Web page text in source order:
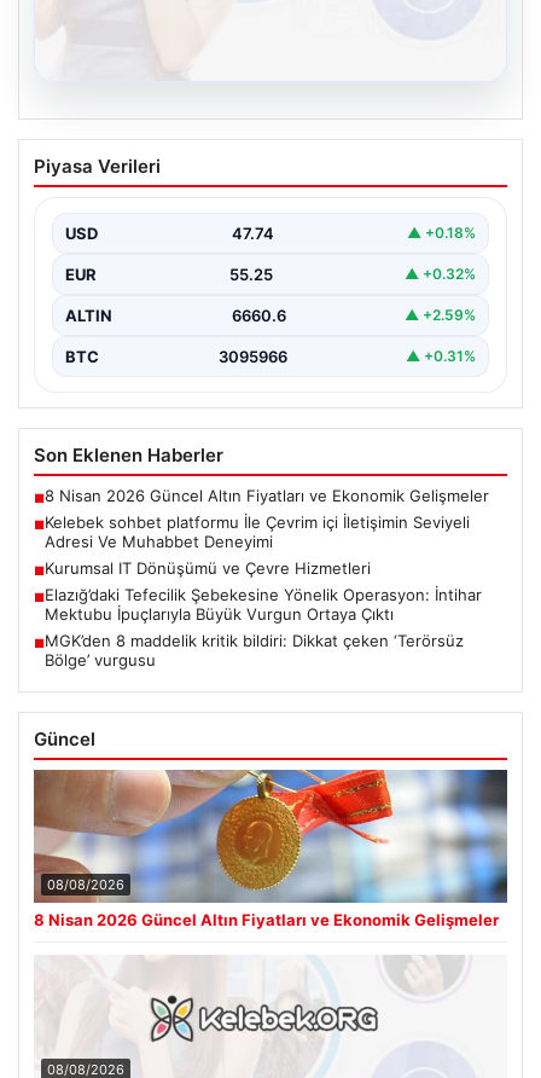
Kelebek sohbet platformu İle Çevrim içi
İletişimin Seviyeli Adresi Ve Muhabbet
İnternet ortamında insanların seviyeli bir şekilde irtibat
çeşitli…
Piyasa Verileri
USD 47.74 ▲ +0.18%
EUR 55.25 ▲ +0.32%
ALTIN 6660.6 ▲ +2.59%
BTC 3095966 ▲ +0.31%
Son Eklenen Haberler
■8 Nisan 2026 Güncel Altın Fiyatları ve Ekonomik Gelişmeler
■Kelebek sohbet platformu İle Çevrim içi İletişimin Seviyeli
Adresi Ve Muhabbet Deneyimi
■Kurumsal IT Dönüşümü ve Çevre Hizmetleri
■Elazığ’daki Tefecilik Şebekesine Yönelik Operasyon: İntihar
Mektubu İpuçlarıyla Büyük Vurgun Ortaya Çıktı
■MGK’den 8 maddelik kritik bildiri: Dikkat çeken ‘Terörsüz
Bölge’ vurgusu
Güncel
08/08/2026
8 Nisan 2026 Güncel Altın Fiyatları ve Ekonomik Gelişmeler
08/08/2026